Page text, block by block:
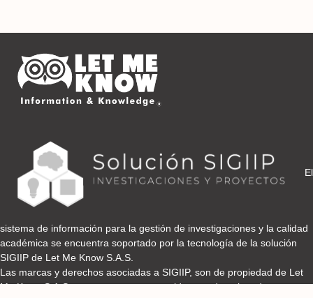
El
sistema de información para la gestión de investigaciones y la calidad
académica se encuentra soportado por la tecnología de la solución
SIGIIP de Let Me Know S.A.S.
Las marcas y derechos asociadas a SIGIIP, son de propiedad de Let
Me Know S.A.S y se encuentran protegidos por derechos de autor e